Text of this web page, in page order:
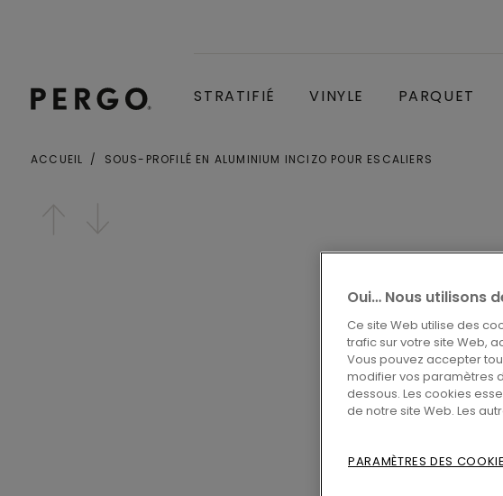
STRATIFIÉ VINYLE PARQUET
ACCUEIL SOUS-PROFILÉ EN ALUMINIUM INCIZO POUR ESCALIERS
Oui… Nous utilisons
Ce site Web utilise des
trafic sur votre site Web,
Vous pouvez accepter
modifier vos paramètres
dessous. Les cookies
de notre site Web. Les
PARAMÈTRES DES